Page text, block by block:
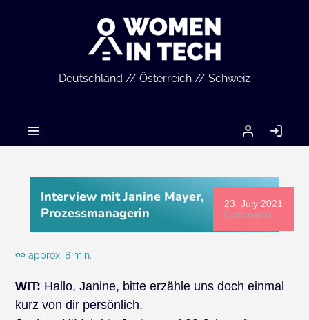
Deutschland // Österreich // Schweiz
MEIN
ACCOUNT
IN
23. July 2021
Comments
Interview mit Janine Mayer,
Prozessmanagerin
approx. 8 min.
WIT: Hallo, Janine, bitte erzähle uns doch einmal
kurz von dir persönlich.